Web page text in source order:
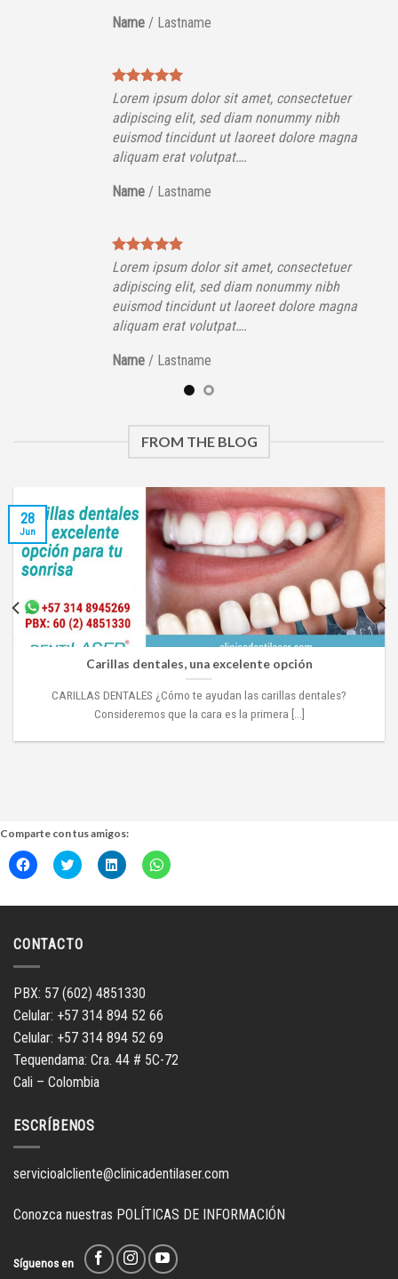
/Lastname
Lorem ipsum dolor sit amet, consectetuer
adipiscing elit, sed diam nonummy nibh
euismod tincidunt ut laoreet dolore magna
aliquam erat volutpat….
/Lastname
Lorem ipsum dolor sit amet, consectetuer
adipiscing elit, sed diam nonummy nibh
euismod tincidunt ut laoreet dolore magna
aliquam erat volutpat….
/Lastname
FROM THE BLOG
Carillas dentales, una excelente opción
CARILLAS DENTALES ¿Cómo te ayudan las carillas dentales?
Consideremos que la cara es la primera [...]
28
Jun
Comparte con tus amigos:
Haz
clic
en
abre
en
una
nueva)
Haz
clic
en
abre
en
nueva)
Haz
clic
en
nueva)
Haz
clic
en
CONTACTO
PBX: 57 (602) 4851330
Celular: +57 314 894 52 66
Celular: +57 314 894 52 69
Tequendama: Cra. 44 # 5C-72
Cali – Colombia
ESCRÍBENOS
servicioalcliente@clinicadentilaser.com
Conozca nuestras POLÍTICAS DE INFORMACIÓN
Síguenos en